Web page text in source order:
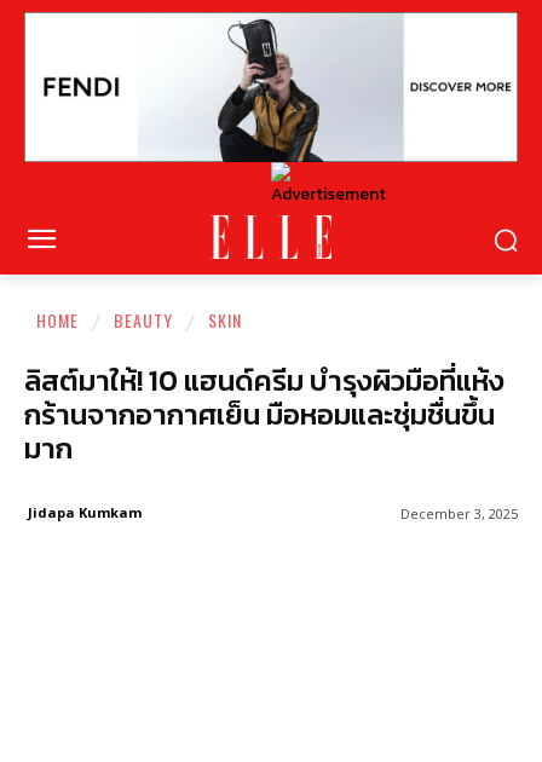
HOME BEAUTY SKIN
ลิสต์มาให้! 10 แฮนด์ครีม บำรุงผิวมือที่แห้ง
กร้านจากอากาศเย็น มือหอมและชุ่มชื่นขึ้น
มาก
December 3, 2025
Jidapa Kumkam